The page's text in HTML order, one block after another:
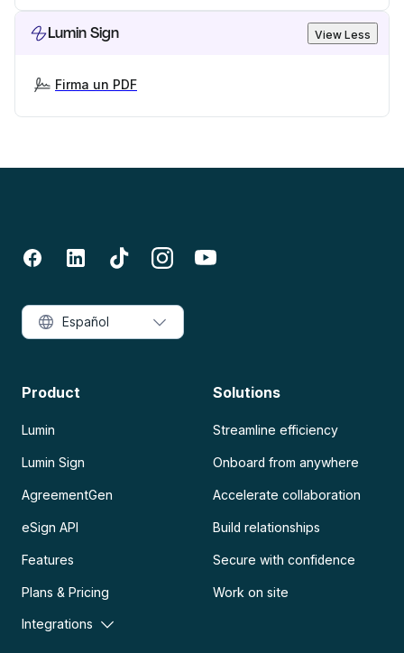
Lumin Sign View Less
Firma un PDF
Product
Lumin
Lumin Sign
AgreementGen
eSign API
Features
Plans & Pricing
Integrations
Solutions
Streamline efficiency
Onboard from anywhere
Accelerate collaboration
Build relationships
Secure with confidence
Work on site
Español